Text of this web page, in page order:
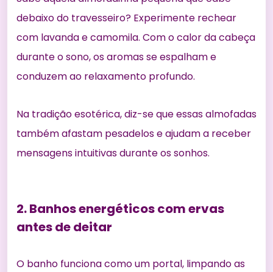
debaixo do travesseiro? Experimente rechear
com lavanda e camomila. Com o calor da cabeça
durante o sono, os aromas se espalham e
conduzem ao relaxamento profundo.
Na tradição esotérica, diz-se que essas almofadas
também afastam pesadelos e ajudam a receber
mensagens intuitivas durante os sonhos.
2. Banhos energéticos com ervas
antes de deitar
O banho funciona como um portal, limpando as